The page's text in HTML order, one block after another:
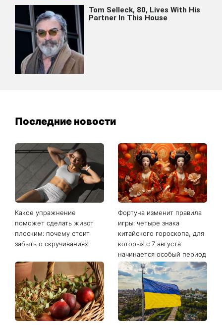
Последние новости
Какое упражнение
поможет сделать живот
плоским: почему стоит
забыть о скручиваниях
Фортуна изменит правила
игры: четыре знака
китайского гороскопа, для
которых с 7 августа
начинается особый период